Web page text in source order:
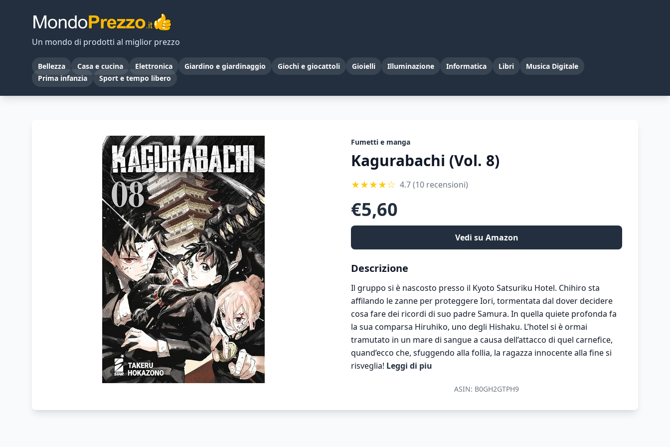
Un mondo di prodotti al miglior prezzo
Bellezza Casa e cucina Elettronica Giardino e giardinaggio Giochi e giocattoli Gioielli Illuminazione Informatica Libri
Musica Digitale
Prima infanzia
Sport e tempo libero
Fumetti e manga
Kagurabachi (Vol. 8)
★★★★☆ 4.7(10 recensioni)
€5,60
Vedi su Amazon
Descrizione
Il gruppo si è nascosto presso il Kyoto Satsuriku Hotel. Chihiro sta
affilando le zanne per proteggere Iori, tormentata dal dover decidere
cosa fare dei ricordi di suo padre Samura. In quella quiete profonda fa
la sua comparsa Hiruhiko, uno degli Hishaku. L’hotel si è ormai
tramutato in un mare di sangue a causa dell’attacco di quel carnefice,
quand’ecco che, sfuggendo alla follia, la ragazza innocente alla fine si
risveglia! Leggi di piu
ASIN: B0GH2GTPH9